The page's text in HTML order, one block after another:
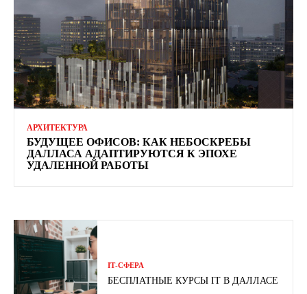
АРХИТЕКТУРА
БУДУЩЕЕ ОФИСОВ: КАК НЕБОСКРЕБЫ
ДАЛЛАСА АДАПТИРУЮТСЯ К ЭПОХЕ
УДАЛЕННОЙ РАБОТЫ
ІТ-СФЕРА
БЕСПЛАТНЫЕ КУРСЫ IT В ДАЛЛАСЕ